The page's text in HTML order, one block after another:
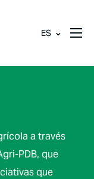
ES
a través
PDB, que
que